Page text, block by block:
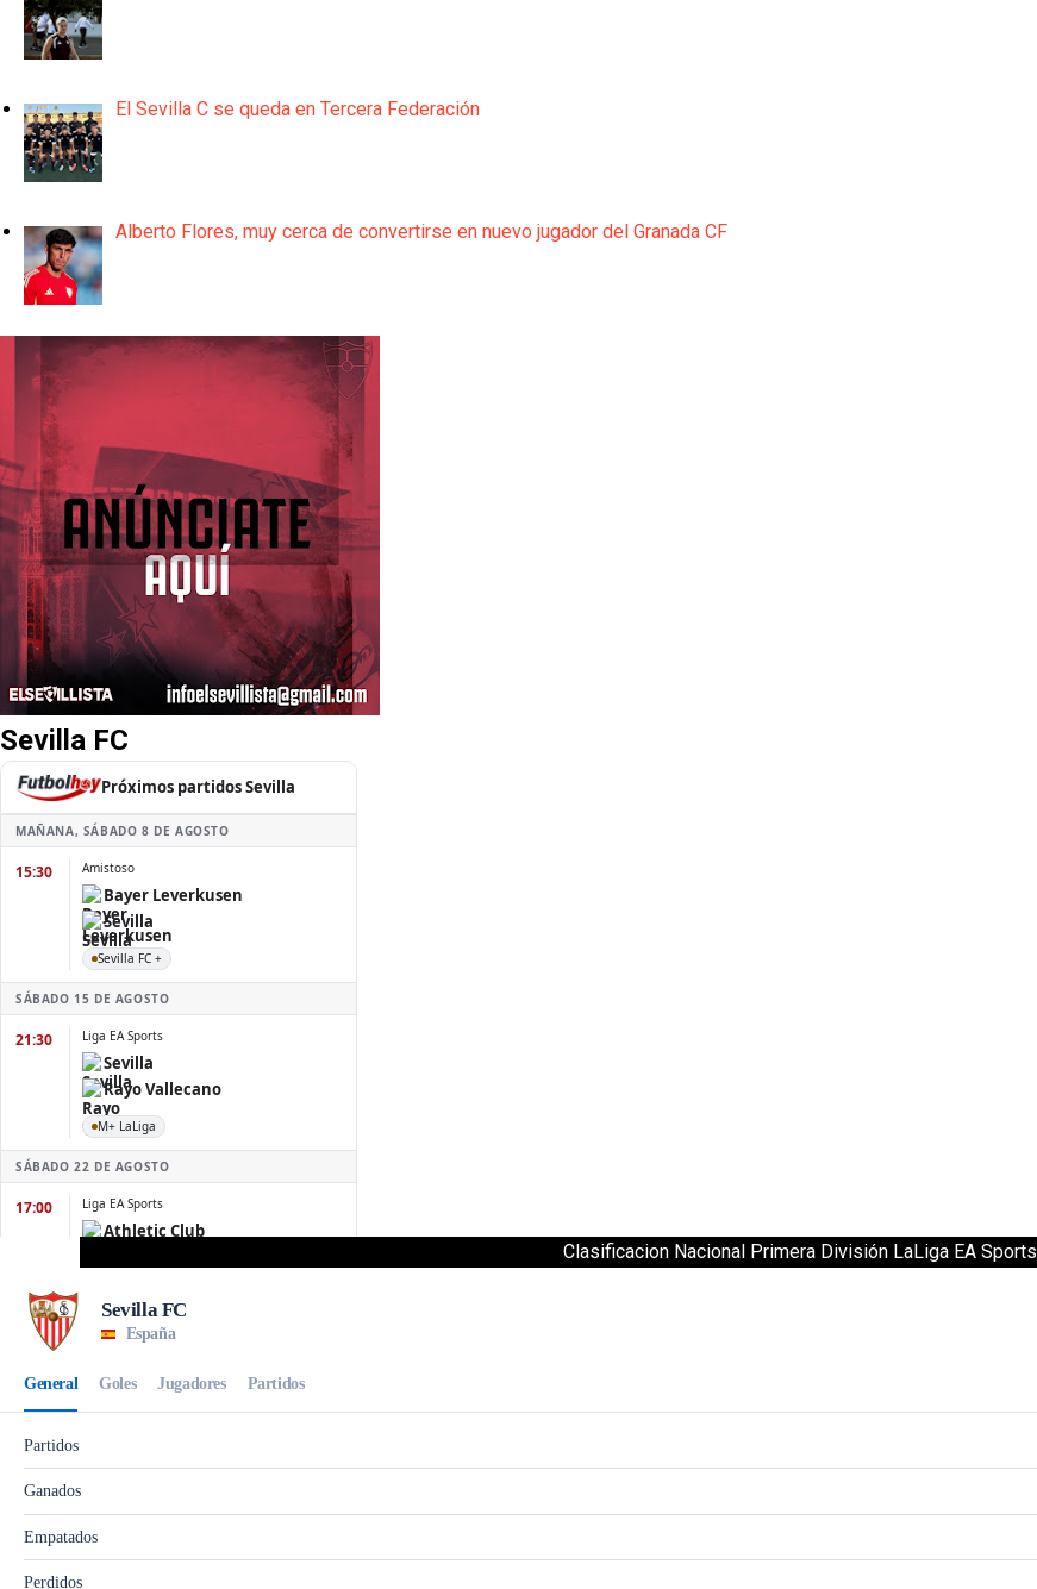
El Sevilla C se queda en Tercera Federación
Alberto Flores, muy cerca de convertirse en nuevo jugador del Granada CF
Sevilla FC
Clasificacion Nacional Primera División LaLiga EA Sports